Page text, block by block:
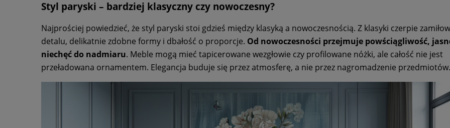
Styl paryski – bardziej klasyczny czy nowoczesny?
Najprościej powiedzieć, że styl paryski stoi gdzieś między klasyką a nowoczesnością. Z klasyki czerpie
detalu, delikatnie zdobne formy i dbałość o proporcje. Od nowoczesności przejmuje powściągliwość,
niechęć do nadmiaru. Meble mogą mieć tapicerowane wezgłowie czy profilowane nóżki, ale całość nie jest
przeładowana ornamentem. Elegancja buduje się przez atmosferę, a nie przez nagromadzenie przedmiotów.